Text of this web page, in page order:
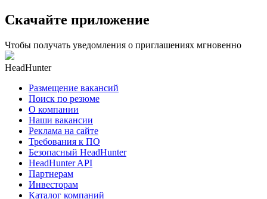
Скачайте приложение
Чтобы получать уведомления о приглашениях мгновенно
HeadHunter
Размещение вакансий
Поиск по резюме
О компании
Наши вакансии
Реклама на сайте
Требования к ПО
Безопасный HeadHunter
HeadHunter API
Партнерам
Инвесторам
Каталог компаний